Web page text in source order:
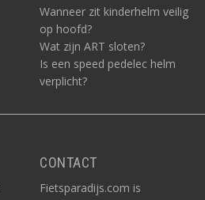
Wanneer zit kinderhelm veilig
op hoofd?
Wat zijn ART sloten?
Is een speed pedelec helm
verplicht?
CONTACT
Fietsparadijs.com is